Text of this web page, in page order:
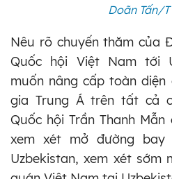
Doãn Tấn/
Nêu rõ chuyến thăm của
Quốc hội Việt Nam tới
muốn nâng cấp toàn
gia Trung Á trên tất cả
Quốc hội Trần Thanh
xem xét mở đường
Uzbekistan, xem xét